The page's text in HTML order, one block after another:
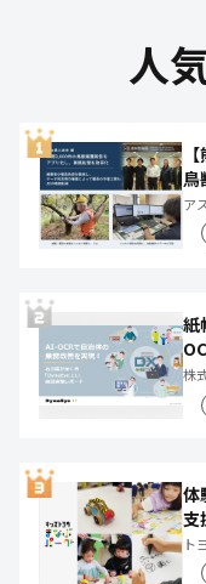
人
鳥
リ
ア
紙
株
体
支
ト